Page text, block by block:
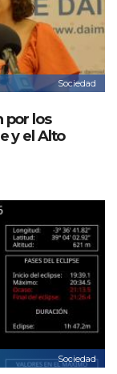
Sociedad
por los
y el Alto
Sociedad